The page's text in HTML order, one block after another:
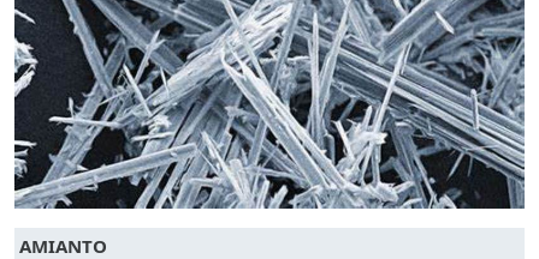
AMIANTO